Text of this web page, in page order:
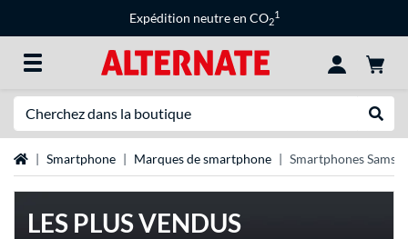
Expédition neutre en CO2
1
Page d'accueil
Smartphone Marques de smartphone Smartphones
LES PLUS VENDUS